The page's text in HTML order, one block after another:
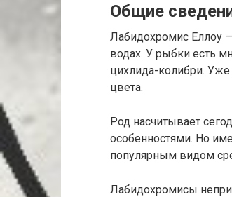
Общие
Лабидохромис Еллоу
водах. У рыбки есть
цихлида-колибри.
цвета.
Род насчитывает
особенностями. Но
популярным видом
Лабидохромисы